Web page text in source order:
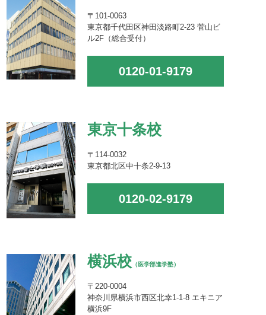
〒101-0063
東京都千代田区神田淡路町2-23 菅山ビ
ル2F（総合受付）
0120-01-9179
東京十条校
〒114-0032
東京都北区中十条2-9-13
0120-02-9179
横浜校 （医学部進学塾）
〒220-0004
神奈川県横浜市西区北幸1-1-8 エキニア
横浜9F